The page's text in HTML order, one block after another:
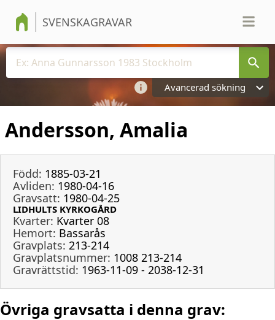
SVENSKAGRAVAR
Avancerad sökning
Andersson, Amalia
Född: 1885-03-21
Avliden: 1980-04-16
Gravsatt: 1980-04-25
LIDHULTS KYRKOGÅRD
Kvarter: Kvarter 08
Hemort: Bassarås
Gravplats: 213-214
Gravplatsnummer: 1008 213-214
Gravrättstid: 1963-11-09 - 2038-12-31
Övriga gravsatta i denna grav: